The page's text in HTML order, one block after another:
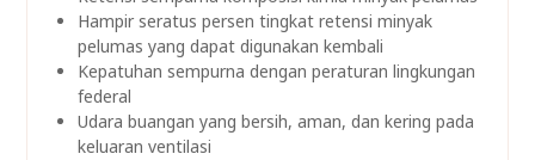
Hampir seratus persen tingkat retensi minyak
pelumas yang dapat digunakan kembali
Kepatuhan sempurna dengan peraturan lingkungan
federal
Udara buangan yang bersih, aman, dan kering pada
keluaran ventilasi